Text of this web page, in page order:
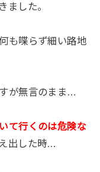
ました。
も喋らず細い路地
が無言のまま…
て行くのは危険な
出した時…